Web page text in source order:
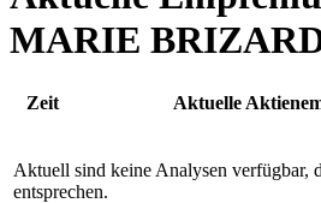
MARIE
Zeit Aktuelle
Aktuell sind keine Analysen verfügbar,
entsprechen.